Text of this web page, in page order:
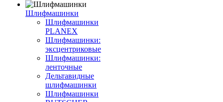
Шлифмашинки
Шлифмашинки
PLANEX
Шлифмашинки:
эксцентриковые
Шлифмашинки:
ленточные
Дельтавидные
шлифмашинки
Шлифмашинки